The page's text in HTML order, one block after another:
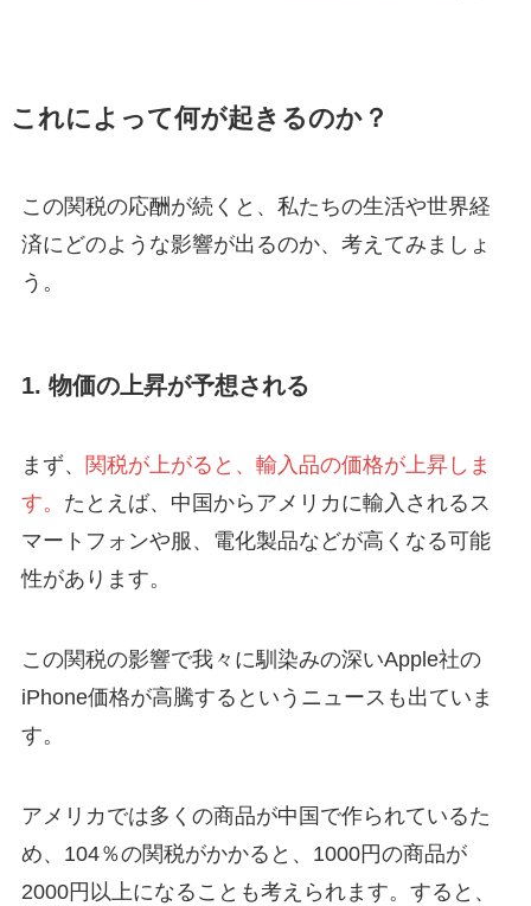
これによって何が起きるのか？
この関税の応酬が続くと、私たちの生活や世界経
済にどのような影響が出るのか、考えてみましょ
う。
1. 物価の上昇が予想される
まず、
関税が上がると、輸入品の価格が上昇しま
す。 たとえば、中国からアメリカに輸入されるス
マートフォンや服、電化製品などが高くなる可能
性があります。
この関税の影響で我々に馴染みの深いApple社の
iPhone価格が高騰するというニュースも出ていま
す。
アメリカでは多くの商品が中国で作られているた
め、104％の関税がかかると、1000円の商品が
2000円以上になることも考えられます。すると、